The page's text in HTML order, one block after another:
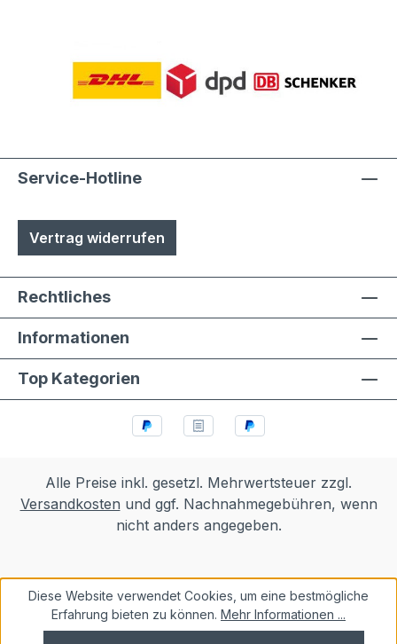
Service-Hotline
Vertrag widerrufen
Rechtliches
Informationen
Top Kategorien
Alle Preise inkl. gesetzl. Mehrwertsteuer zzgl.
Versandkosten und ggf. Nachnahmegebühren, wenn
nicht anders angegeben.
Diese Website verwendet Cookies, um eine bestmögliche
Erfahrung bieten zu können. Mehr Informationen ...